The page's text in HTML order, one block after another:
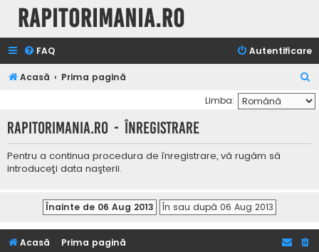
Rapitorimania.ro
FAQ Autentificare
Acasă Prima pagină
ă
u
Limba:
Rapitorimania.ro - Înregistrare
Pentru a continua procedura de înregistrare, vă rugăm să
introduceţi data naşterii.
Acasă Prima pagină